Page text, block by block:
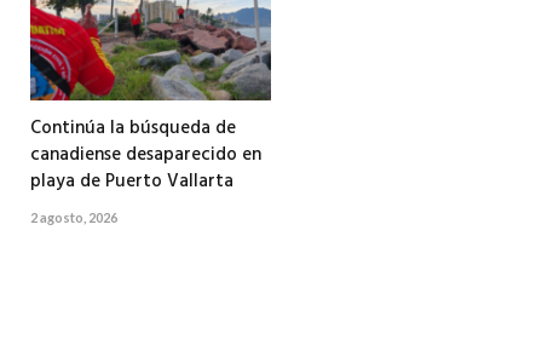
Continúa la búsqueda de
canadiense desaparecido en
playa de Puerto Vallarta
2 agosto, 2026